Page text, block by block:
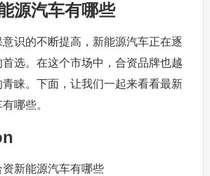
源汽车有哪些
意识的不断提高，新能源汽车正在逐
选。在这个市场中，合资品牌也越
睐。下面，让我们一起来看看最新
哪些。